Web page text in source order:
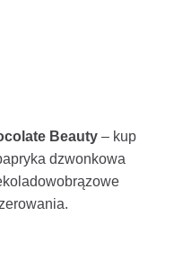
Beauty – kup
dzwonkowa